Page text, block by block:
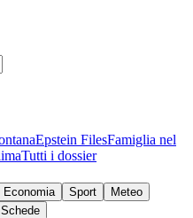
Epstein FilesFamiglia nel
Tutti i dossier
Economia Sport
Meteo
Schede